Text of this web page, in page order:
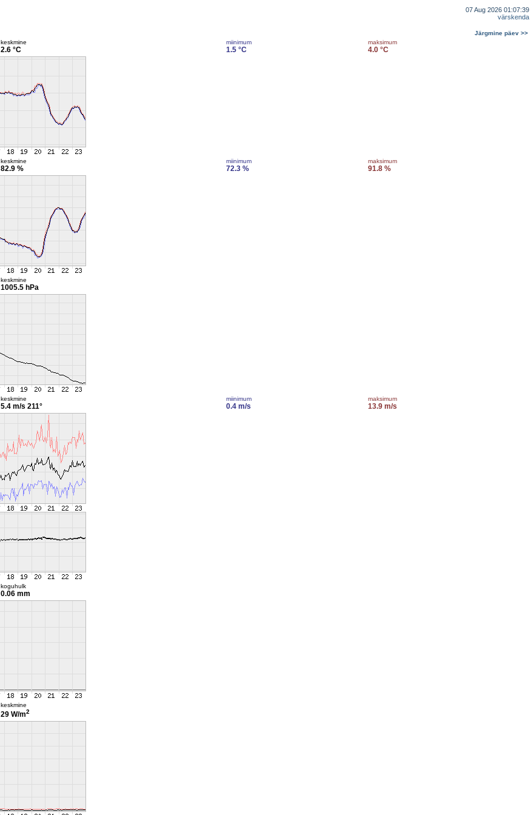
07 Aug 2026 01:07:39
värskenda
Järgmine päev >>
keskmine
2.6 °C
miinimum
1.5 °C
maksimum
4.0 °C
keskmine
82.9 %
miinimum
72.3 %
maksimum
91.8 %
keskmine
1005.5 hPa
keskmine
5.4 m/s 211°
miinimum
0.4 m/s
maksimum
13.9 m/s
koguhulk
0.06 mm
keskmine
29 W/m2